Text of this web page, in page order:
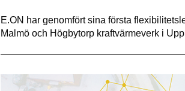
E.ON har genomfört sina första
Malmö och Högbytorp kraftvärmeverk i